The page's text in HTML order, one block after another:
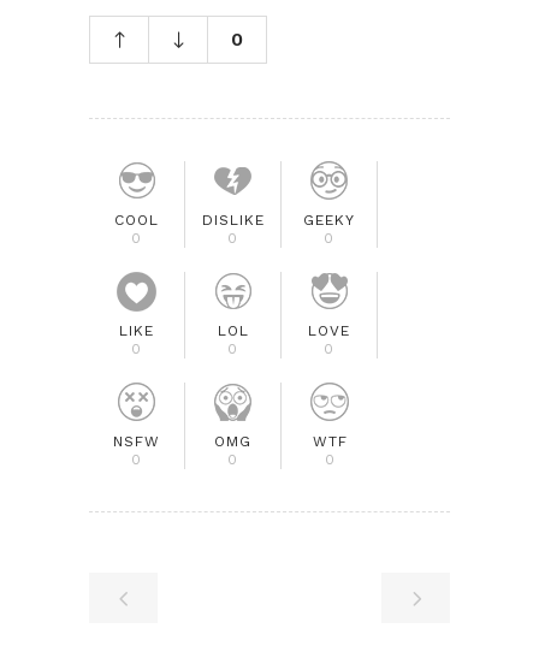
0
COOL
0
DISLIKE
0
GEEKY
0
LIKE
0
LOL
0
LOVE
0
NSFW
0
OMG
0
WTF
0